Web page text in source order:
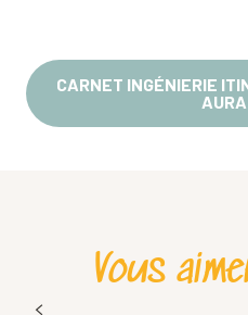
CARNET INGÉNIERIE
AURA
Vous